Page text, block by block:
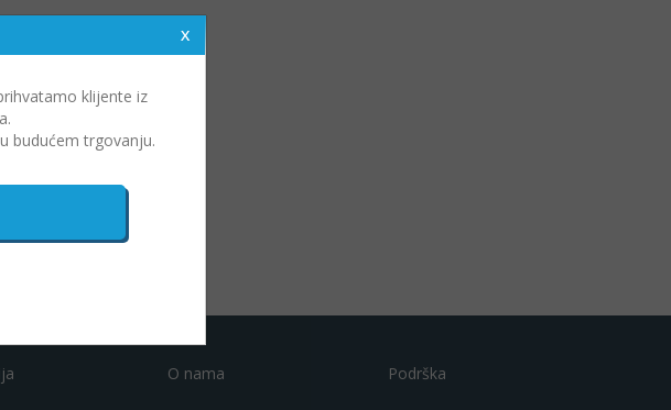
O nama Podrška
klijente iz
budućem trgovanju.